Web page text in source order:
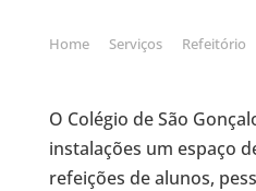
Home Serviços Refeitório
O Colégio de São
instalações um espaço
refeições de alunos,